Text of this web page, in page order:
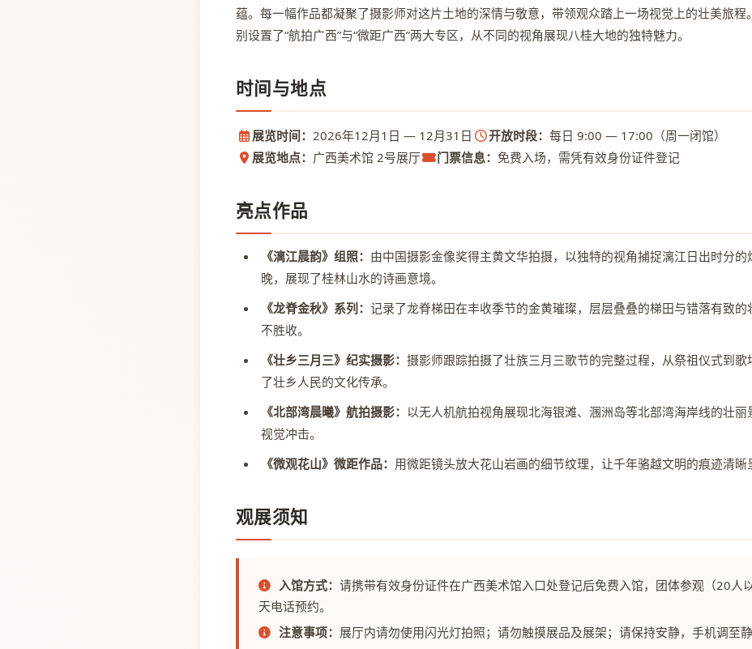
蕴。每一幅作品都凝聚了摄影师对这片土地的深情与敬意，带领观众踏上一场视觉上的壮美旅程
别设置了“航拍广西”与“微距广西”两大专区，从不同的视角展现八桂大地的独特魅力。
时间与地点
展览时间： 2026年12月1日 — 12月31日 开放时段： 每日 9:00 — 17:00（周一闭馆）
展览地点： 广西美术馆 2号展厅 门票信息： 免费入场，需凭有效身份证件登记
亮点作品
《漓江晨韵》组照： 由中国摄影金像奖得主黄文华拍摄，以独特的视角捕捉漓江日出时分的
晚，展现了桂林山水的诗画意境。
《龙脊金秋》系列： 记录了龙脊梯田在丰收季节的金黄璀璨，层层叠叠的梯田与错落有致的
不胜收。
《壮乡三月三》纪实摄影： 摄影师跟踪拍摄了壮族三月三歌节的完整过程，从祭祖仪式到歌
了壮乡人民的文化传承。
《北部湾晨曦》航拍摄影： 以无人机航拍视角展现北海银滩、涠洲岛等北部湾海岸线的壮丽
视觉冲击。
《微观花山》微距作品： 用微距镜头放大花山岩画的细节纹理，让千年骆越文明的痕迹清晰
观展须知
入馆方式： 请携带有效身份证件在广西美术馆入口处登记后免费入馆，团体参观（20人
天电话预约。
注意事项： 展厅内请勿使用闪光灯拍照；请勿触摸展品及展架；请保持安静，手机调至静